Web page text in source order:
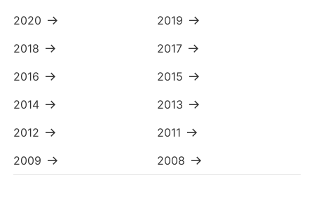
2020
2019
2018
2017
2016
2015
2014
2013
2012
2011
2009
2008